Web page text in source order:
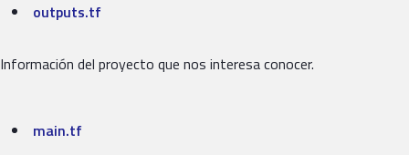
outputs.tf
Información del proyecto que nos interesa conocer.
main.tf